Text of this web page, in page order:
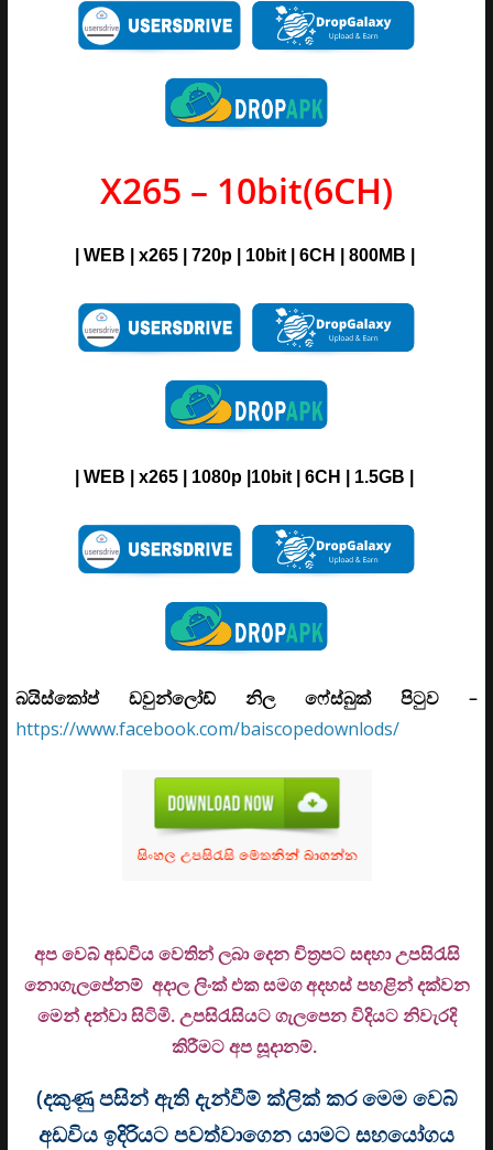
X265 – 10bit(6CH)
| WEB | x265 | 720p | 10bit | 6CH | 800MB |
| WEB | x265 | 1080p |10bit | 6CH | 1.5GB |
බයිස්කෝප් ඩවුන්ලෝඩ් නිල ෆේස්බුක් පිටුව –
https://www.facebook.com/baiscopedownlods/
අප වෙබ් අඩවිය වෙතින් ලබා දෙන චිත්‍රපට සඳහා උපසිරැසි
නොගැලපේනම් අදාල ලිංක් එක සමග අදහස් පහළින් දක්වන
මෙන් දන්වා සිටිමි. උපසිරැසියට ගැලපෙන විදියට නිවැරදි
කිරීමට අප සූදානම්.
(දකුණු පසින් ඇති දැන්වීම් ක්ලික් කර මෙම වෙබ්
අඩවිය ඉදිරියට පවත්වාගෙන යාමට සහයෝගය